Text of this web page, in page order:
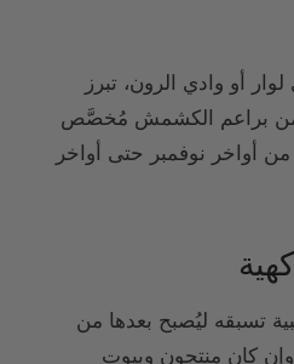
أو وادي الرون، تبرز
الكشمش، و70% من براعم الكشمش مُخصَّص
أواخر نوفمبر حتى أواخر
تسبقه ليُصبح بعدها من
وإن كان منتجون وبيوت